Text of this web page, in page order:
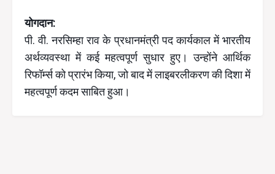
योगदान:
पी. वी. नरसिम्हा राव के प्रधानमंत्री पद कार्यकाल में भारतीय
अर्थव्यवस्था में कई महत्वपूर्ण सुधार हुए। उन्होंने आर्थिक
रिफॉर्म्स को प्रारंभ किया, जो बाद में लाइबरलीकरण की दिशा में
महत्वपूर्ण कदम साबित हुआ।